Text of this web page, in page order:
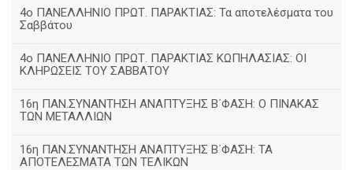
4ο ΠΑΝΕΛΛΗΝΙΟ ΠΡΩΤ. ΠΑΡΑΚΤΙΑΣ: Τα αποτελέσματα του
Σαββάτου
4ο ΠΑΝΕΛΛΗΝΙΟ ΠΡΩΤ. ΠΑΡΑΚΤΙΑΣ ΚΩΠΗΛΑΣΙΑΣ: ΟΙ
ΚΛΗΡΩΣΕΙΣ ΤΟΥ ΣΑΒΒΑΤΟΥ
16η ΠΑΝ.ΣΥΝΑΝΤΗΣΗ ΑΝΑΠΤΥΞΗΣ Β΄ΦΑΣΗ: Ο ΠΙΝΑΚΑΣ
ΤΩΝ ΜΕΤΑΛΛΙΩΝ
16η ΠΑΝ.ΣΥΝΑΝΤΗΣΗ ΑΝΑΠΤΥΞΗΣ Β΄ΦΑΣΗ: ΤΑ
ΑΠΟΤΕΛΕΣΜΑΤΑ ΤΩΝ ΤΕΛΙΚΩΝ